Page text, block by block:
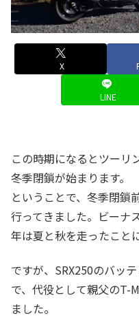
X
LINE
この時期になるとツーリ
冬季閉鎖が始まります。
ということで、冬季閉鎖
行ってきました。ビーナ
年は夏と秋を走ったこと
ですが、SRX250のバッ
で、代役として親父のT-
ました。